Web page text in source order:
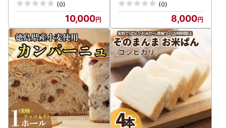
(0)
10,000
(0)
8,000